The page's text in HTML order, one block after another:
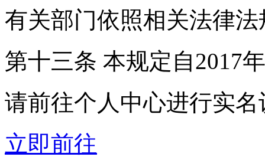
有关部门依照相关法律
第十三条 本规定自2017
请前往个人中心进行实名
立即前往